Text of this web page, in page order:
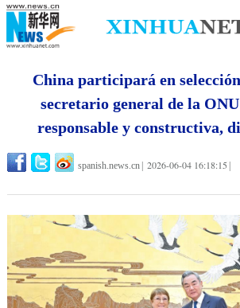
China participará en
secretario general de la
responsable y constructiva,
spanish.news.cn 2026-06-04 16:18:15